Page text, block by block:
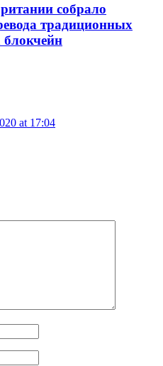
собрало
традиционных
at 17:04